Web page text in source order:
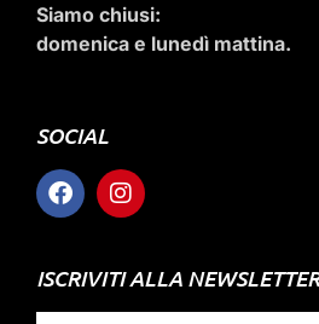
Siamo chiusi:
domenica e lunedì mattina.
SOCIAL
ISCRIVITI ALLA NEWSLETTER